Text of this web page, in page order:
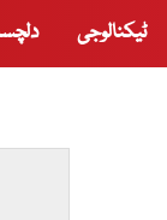
ٹیکنالوجی